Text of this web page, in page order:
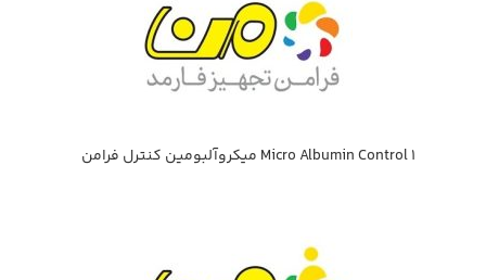
Micro Albumin Control 1 ميكروآلبومين كنترل فرامن